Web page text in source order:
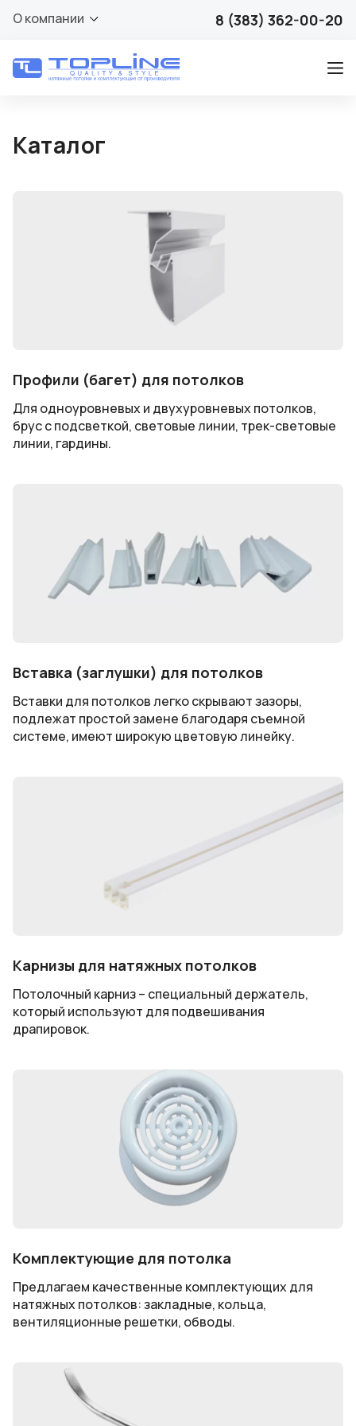
О компании 8 (383) 362-00-20
Каталог
Профили (багет) для потолков
Для одноуровневых и двухуровневых потолков,
брус с подсветкой, световые линии, трек-световые
линии, гардины.
Вставка (заглушки) для потолков
Вставки для потолков легко скрывают зазоры,
подлежат простой замене благодаря съемной
системе, имеют широкую цветовую линейку.
Карнизы для натяжных потолков
Потолочный карниз – специальный держатель,
который используют для подвешивания
драпировок.
Комплектующие для потолка
Предлагаем качественные комплектующих для
натяжных потолков: закладные, кольца,
вентиляционные решетки, обводы.